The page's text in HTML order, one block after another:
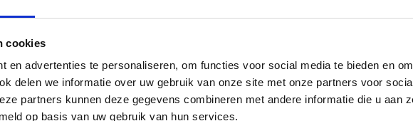
cookies
en advertenties te personaliseren, om functies voor social media te bieden en
delen we informatie over uw gebruik van onze site met onze partners voor
partners kunnen deze gegevens combineren met andere informatie die u aan
op basis van uw gebruik van hun services.
Kies een kleur
Inclusief Hakplaat
Kies een kleur